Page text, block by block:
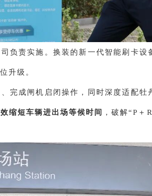
负责实施。换装的新一代智能刷卡设
升级。
完成闸机启闭操作，同时深度适配牡
缩短车辆进出场等候时间 ，破解“P＋